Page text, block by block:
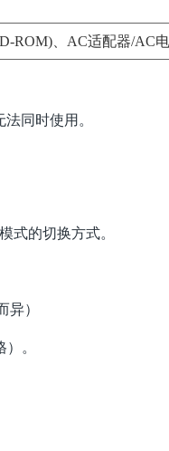
ROM)、AC适配器/AC
同时使用。
式的切换方式。
异）
。